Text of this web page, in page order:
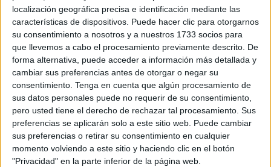
localización geográfica precisa e identificación mediante las
características de dispositivos. Puede hacer clic para otorgarnos
su consentimiento a nosotros y a nuestros 1733 socios para
que llevemos a cabo el procesamiento previamente descrito. De
forma alternativa, puede acceder a información más detallada y
cambiar sus preferencias antes de otorgar o negar su
consentimiento. Tenga en cuenta que algún procesamiento de
sus datos personales puede no requerir de su consentimiento,
pero usted tiene el derecho de rechazar tal procesamiento. Sus
preferencias se aplicarán solo a este sitio web. Puede cambiar
sus preferencias o retirar su consentimiento en cualquier
momento volviendo a este sitio y haciendo clic en el botón
"Privacidad" en la parte inferior de la página web.
colectivo juvenil, de entre 14 y 30 años, tendrá la
oportunidad de mostrar distintas propuestas creativas y
expresiones culturales.
La iniciativa, que se prolongará durante cinco horas de
manera ininterrumpida, podrá seguirse desde las 17:00
hasta las 22:00 horas a través de los perfiles de Facebook
y Youtube de la Casa de la Juventud de Ceuta. "Habrá
cabida para espectáculos de teatro, música, poesía,
pintura o diseño de ropa, entre otros" ha anunciado la
Ciudad.